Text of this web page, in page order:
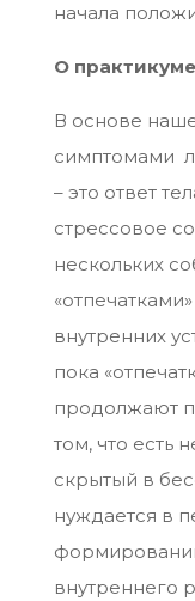
начала
О
В основе
симптомами
– это ответ
стрессовое
нескольких
внутренних
пока
продолжают
том, что есть
скрытый в
нуждается в
внутреннего